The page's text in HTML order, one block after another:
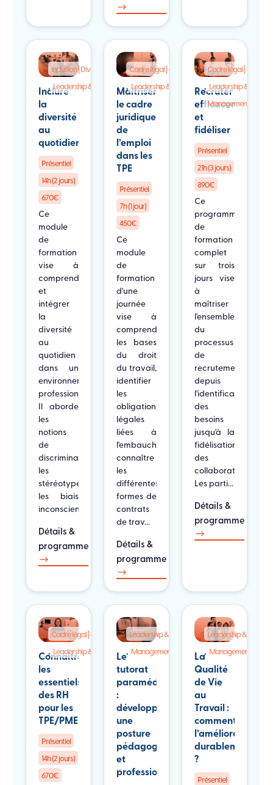
$
Inclusion | Diversité | Handicap
, Leadership & RH
Inclure
la
diversité
au
quotidien
Présentiel
14h (2 jours)
670€
Ce
module
de
formation
vise à
comprendre
et
intégrer
la
diversité
au
quotidien
dans un
environnement
professionnel.
Il aborde
les
notions
de
discrimination,
les
stéréotypes,
les biais
inconscient...
Détails &
programme
$
Cadre légal | qualité | pilotage
, Leadership & RH
Maitriser
le cadre
juridique
de
l’emploi
dans les
TPE
Présentiel
7h (1 jour)
450€
Ce
module
de
formation
d'une
journée
vise à
comprendre
les bases
du droit
du travail,
identifier
les
obligations
légales
liées à
l'embauche,
connaître
les
différentes
formes de
contrats
de trav...
Détails &
programme
$
Cadre légal | qualité |
, Leadership & RH
Management
Recruter
efficacement
et
fidéliser
Présentiel
21h (3 jours)
890€
Ce
programme
de
formation
complet
sur trois
jours vise
à
maîtriser
l'ensemble
du
processus
de
recrutement,
depuis
l'identification
des
besoins
jusqu'à la
fidélisation
des
collaborateurs.
Les parti...
Détails &
programme
$
Cadre légal | qualité | pilotage
, Leadership & RH
Connaitre
les
essentiels
des RH
pour les
TPE/PME
Présentiel
14h (2 jours)
670€
Leadership & RH
, Management
Le
tutorat
paramédical
:
développer
une
posture
pédagogique
et
professionnalisante
Leadership & RH
, Management
La
Qualité
de Vie
au
Travail :
comment
l’améliorer
durablement
?
Présentiel